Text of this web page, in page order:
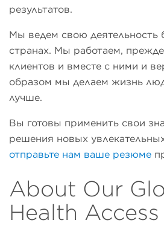
результатов.
Мы ведем свою деятельность
странах. Мы работаем, прежде
клиентов и вместе с ними и
образом мы делаем жизнь
лучше.
Вы готовы применить свои
решения новых
отправьте нам ваше резюме
About Our
Health